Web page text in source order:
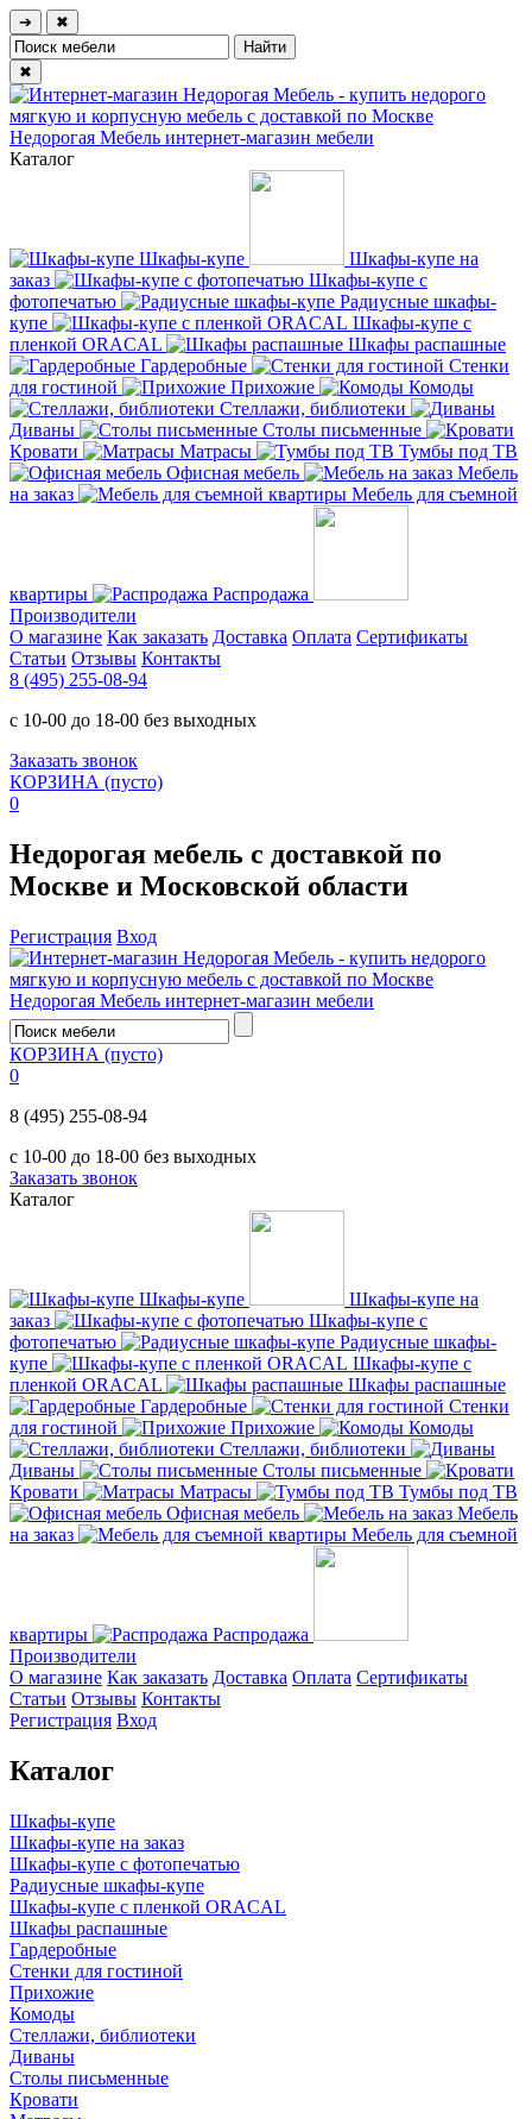
➔ ✖
✖
Недорогая Мебель интернет-магазин мебели
Каталог
Шкафы-купе
Шкафы-купе на
заказ
Шкафы-купе с
фотопечатью
Радиусные шкафы-
купе
Шкафы-купе с
пленкой ORACAL
Шкафы распашные
Гардеробные
Стенки
для гостиной
Прихожие
Комоды
Стеллажи, библиотеки
Диваны
Столы письменные
Кровати
Матрасы
Тумбы под ТВ
Офисная мебель
Мебель
на заказ
Мебель для съемной
квартиры
Распродажа
Производители
О магазине Как заказать Доставка Оплата Сертификаты
Статьи Отзывы Контакты
8 (495) 255-08-94
с 10-00 до 18-00 без выходных
Заказать звонок
КОРЗИНА (пусто)
0
Недорогая мебель с доставкой по
Москве и Московской области
Регистрация Вход
Недорогая Мебель интернет-магазин мебели
КОРЗИНА (пусто)
0
8 (495) 255-08-94
с 10-00 до 18-00 без выходных
Заказать звонок
Каталог
Шкафы-купе
Шкафы-купе на
заказ
Шкафы-купе с
фотопечатью
Радиусные шкафы-
купе
Шкафы-купе с
пленкой ORACAL
Шкафы распашные
Гардеробные
Стенки
для гостиной
Прихожие
Комоды
Стеллажи, библиотеки
Диваны
Столы письменные
Кровати
Матрасы
Тумбы под ТВ
Офисная мебель
Мебель
на заказ
Мебель для съемной
квартиры
Распродажа
Производители
О магазине Как заказать Доставка Оплата Сертификаты
Статьи Отзывы Контакты
Регистрация Вход
Каталог
Шкафы-купе
Шкафы-купе на заказ
Шкафы-купе с фотопечатью
Радиусные шкафы-купе
Шкафы-купе с пленкой ORACAL
Шкафы распашные
Гардеробные
Стенки для гостиной
Прихожие
Комоды
Стеллажи, библиотеки
Диваны
Столы письменные
Кровати